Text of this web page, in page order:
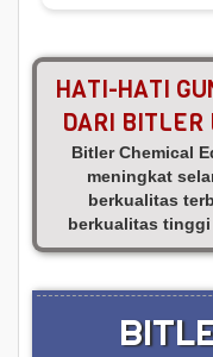
HATI-HATI
DARI
Bitler Chemical
meningkat
berkualitas
berkualitas